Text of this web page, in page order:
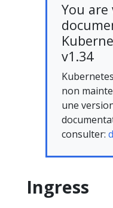
You
v1.34
non
une
consulter:
Ingress